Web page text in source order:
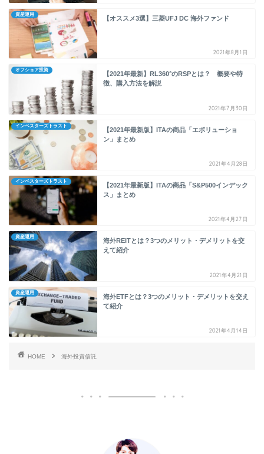
資産運用
【オススメ3選】三菱UFJ DC 海外ファンド
2021年8月1日
オフショア投資
【2021年最新】RL360°のRSPとは？ 概要や特
徴、購入方法を解説
2021年7月30日
インベスターズトラスト
【2021年最新版】ITAの商品「エボリューショ
ン」まとめ
2021年4月28日
インベスターズトラスト
【2021年最新版】ITAの商品「S&P500インデック
ス」まとめ
2021年4月27日
資産運用
海外REITとは？3つのメリット・デメリットを交
えて紹介
2021年4月21日
資産運用
海外ETFとは？3つのメリット・デメリットを交え
て紹介
2021年4月14日
HOME 海外投資信託